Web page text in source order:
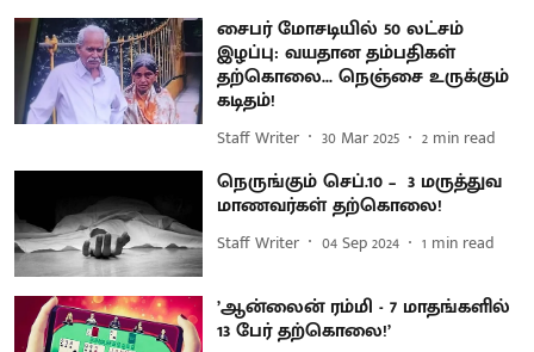
சைபர் மோசடியில் 50 லட்சம்
இழப்பு: வயதான தம்பதிகள்
தற்கொலை... நெஞ்சை உருக்கும்
கடிதம்!
Staff Writer 30 Mar 2025 2 min read
நெருங்கும் செப்.10 – 3 மருத்துவ
மாணவர்கள் தற்கொலை!
Staff Writer 04 Sep 2024 1 min read
’ஆன்லைன் ரம்மி - 7 மாதங்களில்
13 பேர் தற்கொலை!’